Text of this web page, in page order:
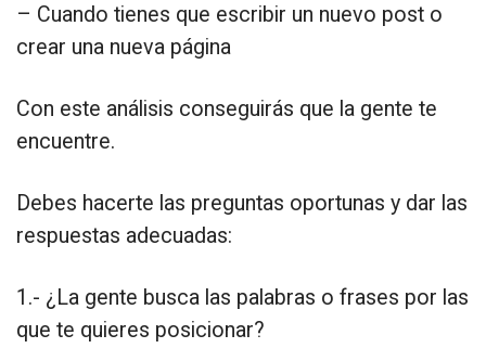
– Cuando tienes que escribir un nuevo post o
crear una nueva página
Con este análisis conseguirás que la gente te
encuentre.
Debes hacerte las preguntas oportunas y dar las
respuestas adecuadas:
1.- ¿La gente busca las palabras o frases por las
que te quieres posicionar?